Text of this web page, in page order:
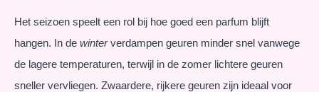
Het seizoen speelt een rol bij hoe goed een parfum blijft
hangen. In de winterverdampen geuren minder snel vanwege
de lagere temperaturen, terwijl in de zomer lichtere geuren
sneller vervliegen. Zwaardere, rijkere geuren zijn ideaal voor